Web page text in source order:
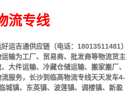
流专线
运吉通供应链（电话：18013511481）
输为工厂、贸易商、批发商等物流货主
大件运输、冷藏仓储运输、搬家搬厂、
服务，长沙到临高物流专线天天发车4-
城镇、东英镇、波莲镇、调楼镇、新盈